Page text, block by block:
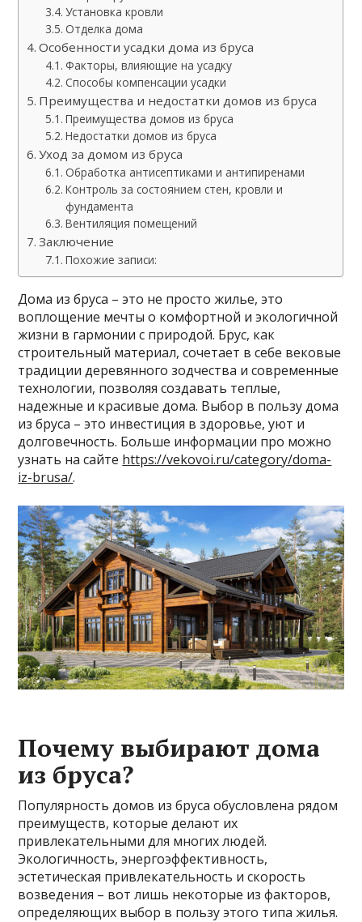
Установка кровли
Отделка дома
Особенности усадки дома из бруса
Факторы, влияющие на усадку
Способы компенсации усадки
Преимущества и недостатки домов из бруса
Преимущества домов из бруса
Недостатки домов из бруса
Уход за домом из бруса
Обработка антисептиками и антипиренами
Контроль за состоянием стен, кровли и
фундамента
Вентиляция помещений
Заключение
Похожие записи:
Дома из бруса – это не просто жилье, это
воплощение мечты о комфортной и экологичной
жизни в гармонии с природой. Брус, как
строительный материал, сочетает в себе вековые
традиции деревянного зодчества и современные
технологии, позволяя создавать теплые,
надежные и красивые дома. Выбор в пользу дома
из бруса – это инвестиция в здоровье, уют и
долговечность. Больше информации про можно
узнать на сайте https://vekovoi.ru/category/doma-
iz-brusa/.
Почему выбирают дома
из бруса?
Популярность домов из бруса обусловлена рядом
преимуществ, которые делают их
привлекательными для многих людей.
Экологичность, энергоэффективность,
эстетическая привлекательность и скорость
возведения – вот лишь некоторые из факторов,
определяющих выбор в пользу этого типа жилья.